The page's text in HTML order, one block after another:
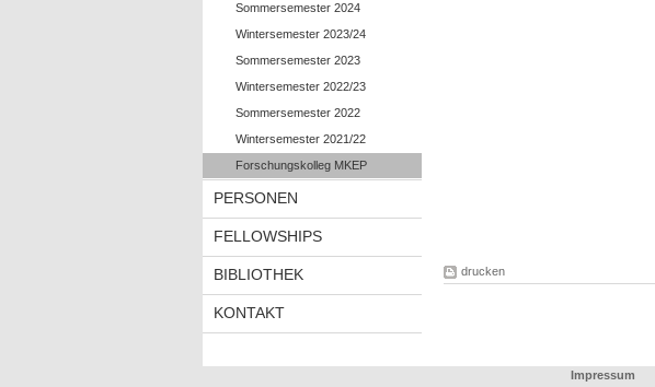
Sommersemester 2024
Wintersemester 2023/24
Sommersemester 2023
Wintersemester 2022/23
Sommersemester 2022
Wintersemester 2021/22
Forschungskolleg MKEP
PERSONEN
FELLOWSHIPS
BIBLIOTHEK
KONTAKT
drucken
Impressum